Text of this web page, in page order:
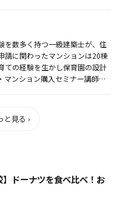
を数多く持つ一級建築士が、住
請に関わったマンションは20棟
ての経験を生かし保育園の設計
マンション購入セミナー講師、
と見る ›
】ドーナツを食べ比べ！お